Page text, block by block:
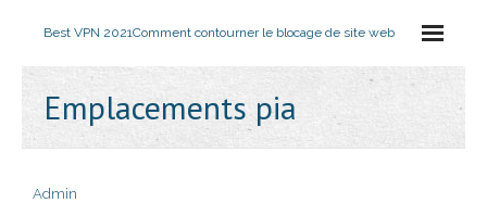
Best VPN 2021Comment contourner le blocage de site web
Emplacements pia
Admin